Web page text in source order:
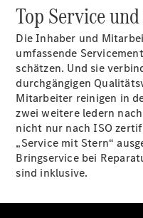
Top Service
Die Inhaber und
umfassende
schätzen. Und sie
durchgängigen
Mitarbeiter reinigen in
zwei weitere ledern
nicht nur nach ISO
„Service mit Stern“
Bringservice bei
sind inklusive.